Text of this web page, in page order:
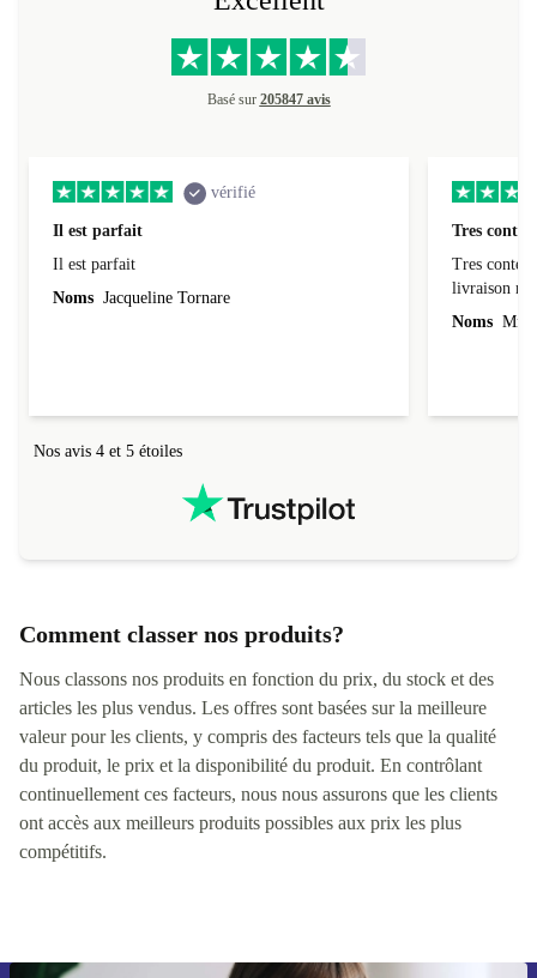
Basé sur 205847 avis
vérifié
Il est parfait
Il est parfait
Noms Jacqueline Tornare
Tres
Tres
Noms
Nos avis 4 et 5 étoiles
Comment classer nos produits?
Nous classons nos produits en fonction du prix, du stock et des
articles les plus vendus. Les offres sont basées sur la meilleure
valeur pour les clients, y compris des facteurs tels que la qualité
du produit, le prix et la disponibilité du produit. En contrôlant
continuellement ces facteurs, nous nous assurons que les clients
ont accès aux meilleurs produits possibles aux prix les plus
compétitifs.